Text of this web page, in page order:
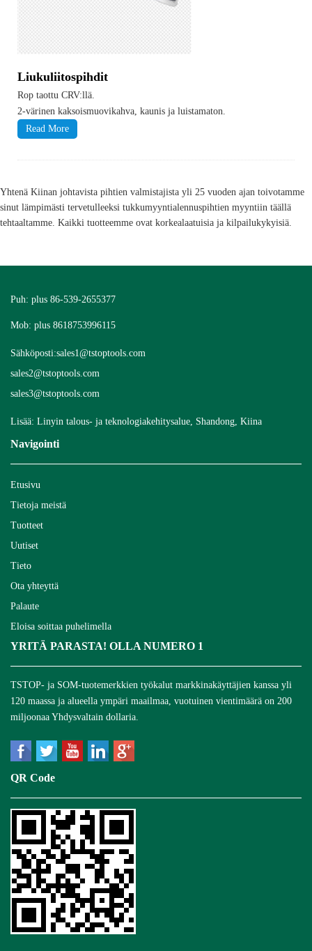
Liukuliitospihdit
Rop taottu CRV:llä.
2-värinen kaksoismuovikahva, kaunis ja luistamaton.
Read More
Yhtenä Kiinan johtavista pihtien valmistajista yli 25 vuoden ajan toivotamme
sinut lämpimästi tervetulleeksi tukkumyyntialennuspihtien myyntiin täällä
tehtaaltamme. Kaikki tuotteemme ovat korkealaatuisia ja kilpailukykyisiä.
Puh: plus 86-539-2655377
Mob: plus 8618753996115
Sähköposti:sales1@tstoptools.com
sales2@tstoptools.com
sales3@tstoptools.com
Lisää: Linyin talous- ja teknologiakehitysalue, Shandong, Kiina
Navigointi
Etusivu
Tietoja meistä
Tuotteet
Uutiset
Tieto
Ota yhteyttä
Palaute
Eloisa soittaa puhelimella
YRITÄ PARASTA! OLLA NUMERO 1
TSTOP- ja SOM-tuotemerkkien työkalut markkinakäyttäjien kanssa yli
120 maassa ja alueella ympäri maailmaa, vuotuinen vientimäärä on 200
miljoonaa Yhdysvaltain dollaria.
QR Code